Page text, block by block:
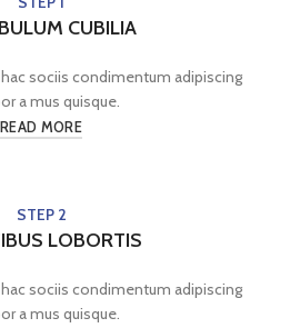
CUBILIA
sociis condimentum adipiscing
a mus quisque.
READ MORE
STEP 2
LOBORTIS
sociis condimentum adipiscing
a mus quisque.